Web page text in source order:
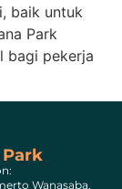
baik untuk
Park
bagi pekerja
Park
Wanasaba,